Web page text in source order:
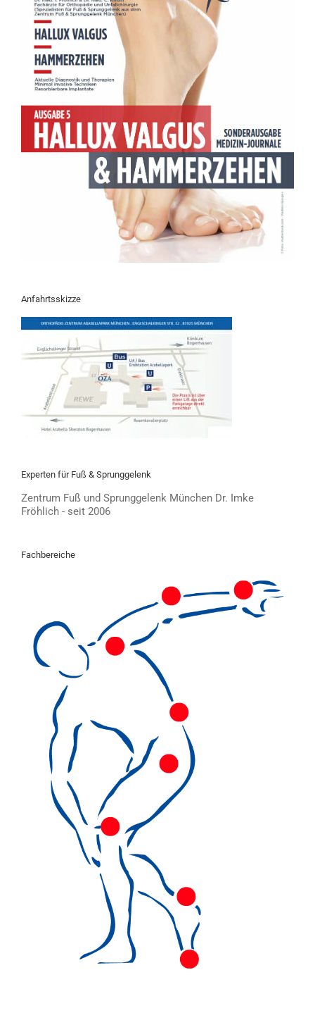
Anfahrtsskizze
Experten für Fuß & Sprunggelenk
Zentrum Fuß und Sprunggelenk München Dr. Imke
Fröhlich - seit 2006
Fachbereiche